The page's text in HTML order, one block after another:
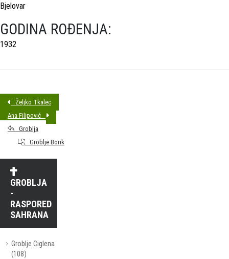
Bjelovar
GODINA ROĐENJA:
1932
Željko Tkalec
Ana Filipović
Groblja
Groblje Borik
GROBLJA
-
RASPORED
SAHRANA
Groblje Ciglena
(108)